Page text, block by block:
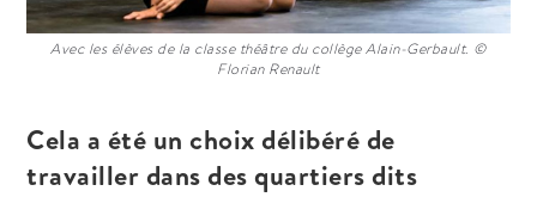
Avec les élèves de la classe théâtre du collège Alain-Gerbault. ©
Florian Renault
Cela a été un choix délibéré de
travailler dans des quartiers dits